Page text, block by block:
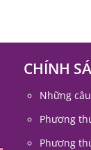
CHÍNH
Những
Phương
Phương